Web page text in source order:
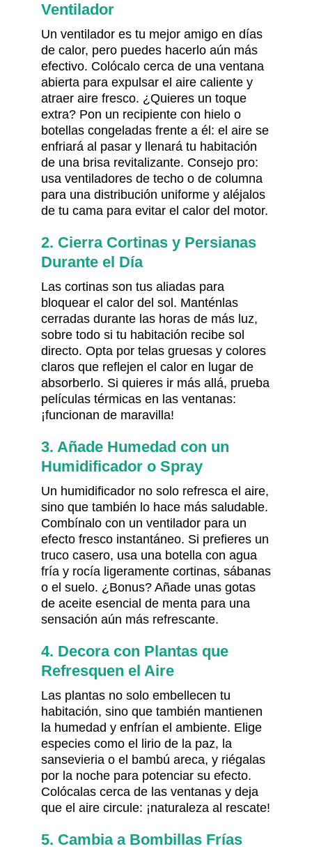
Ventilador
Un ventilador es tu mejor amigo en días
de calor, pero puedes hacerlo aún más
efectivo. Colócalo cerca de una ventana
abierta para expulsar el aire caliente y
atraer aire fresco. ¿Quieres un toque
extra? Pon un recipiente con hielo o
botellas congeladas frente a él: el aire se
enfriará al pasar y llenará tu habitación
de una brisa revitalizante. Consejo pro:
usa ventiladores de techo o de columna
para una distribución uniforme y aléjalos
de tu cama para evitar el calor del motor.
2. Cierra Cortinas y Persianas
Durante el Día
Las cortinas son tus aliadas para
bloquear el calor del sol. Manténlas
cerradas durante las horas de más luz,
sobre todo si tu habitación recibe sol
directo. Opta por telas gruesas y colores
claros que reflejen el calor en lugar de
absorberlo. Si quieres ir más allá, prueba
películas térmicas en las ventanas:
¡funcionan de maravilla!
3. Añade Humedad con un
Humidificador o Spray
Un humidificador no solo refresca el aire,
sino que también lo hace más saludable.
Combínalo con un ventilador para un
efecto fresco instantáneo. Si prefieres un
truco casero, usa una botella con agua
fría y rocía ligeramente cortinas, sábanas
o el suelo. ¿Bonus? Añade unas gotas
de aceite esencial de menta para una
sensación aún más refrescante.
4. Decora con Plantas que
Refresquen el Aire
Las plantas no solo embellecen tu
habitación, sino que también mantienen
la humedad y enfrían el ambiente. Elige
especies como el lirio de la paz, la
sansevieria o el bambú areca, y riégalas
por la noche para potenciar su efecto.
Colócalas cerca de las ventanas y deja
que el aire circule: ¡naturaleza al rescate!
5. Cambia a Bombillas Frías